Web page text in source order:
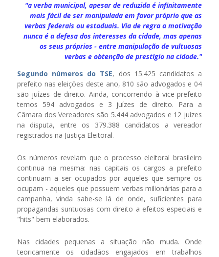
"a verba municipal, apesar de reduzida é infinitamente
mais fácil de ser manipulada em favor próprio que as
verbas federais ou estaduais. Via de regra a motivação
nunca é a defesa dos interesses da cidade, mas apenas
os seus próprios - entre manipulação de vultuosas
verbas e obtenção de prestígio na cidade."
Segundo números do TSE, dos 15.425 candidatos a
prefeito nas eleições deste ano, 810 são advogados e 04
são juízes de direito. Ainda, concorrendo à vice-prefeito
temos 594 advogados e 3 juízes de direito. Para a
Câmara dos Vereadores são 5.444 advogados e 12 juízes
na disputa, entre os 379.388 candidatos a vereador
registrados na Justiça Eleitoral.
Os números revelam que o processo eleitoral brasileiro
continua na mesma: nas capitais os cargos a prefeito
continuam a ser ocupados por aqueles que sempre os
ocupam - aqueles que possuem verbas milionárias para a
campanha, vinda sabe-se lá de onde, suficientes para
propagandas suntuosas com direito a efeitos especiais e
"hits" bem elaborados.
Nas cidades pequenas a situação não muda. Onde
teoricamente os cidadãos engajados em trabalhos